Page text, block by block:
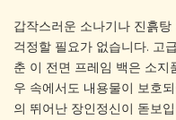
갑작스러운 소나기나 진흙
걱정할 필요가 없습니다. 고
춘 이 전면 프레임 백은 소지
우 속에서도 내용물이 보호
의 뛰어난 장인정신이 돋보